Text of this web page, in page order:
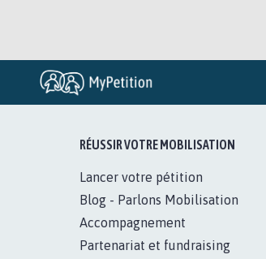
RÉUSSIR VOTRE MOBILISATION
Lancer votre pétition
Blog - Parlons Mobilisation
Accompagnement
Partenariat et fundraising